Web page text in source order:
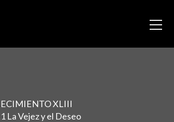
XLIII
La Vejez y el Deseo